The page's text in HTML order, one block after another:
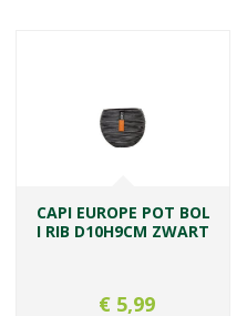
CAPI EUROPE POT BOL
I RIB D10H9CM ZWART
€ 5,99